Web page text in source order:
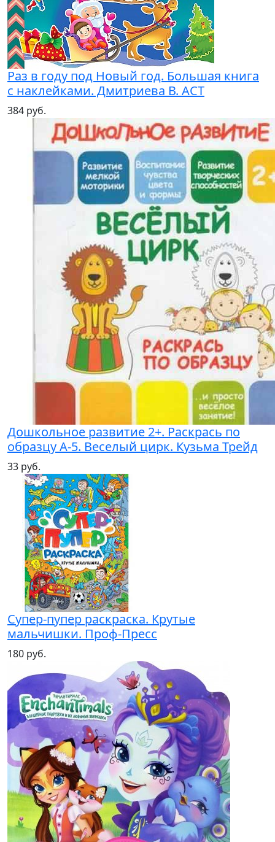
Раз в году под Новый год. Большая книга
с наклейками. Дмитриева В. АСТ
384 руб.
Дошкольное развитие 2+. Раскрась по
образцу А-5. Веселый цирк. Кузьма Трейд
33 руб.
Супер-пупер раскраска. Крутые
мальчишки. Проф-Пресс
180 руб.